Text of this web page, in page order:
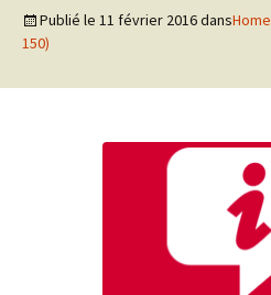
Publié le 11 février 2016dansHome
150)